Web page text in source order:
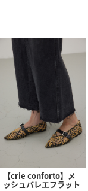
【crie conforto】メ
ッシュバレエフラット